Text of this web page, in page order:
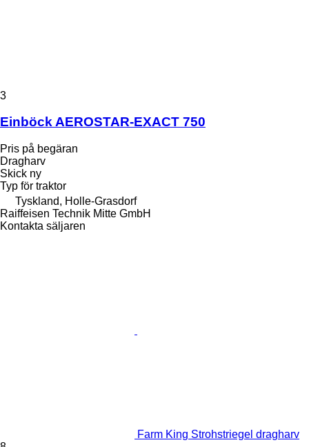
3
Einböck AEROSTAR-EXACT 750
Pris på begäran
Dragharv
Skick ny
Typ för traktor
Tyskland, Holle-Grasdorf
Raiffeisen Technik Mitte GmbH
Kontakta säljaren
Farm King Strohstriegel dragharv